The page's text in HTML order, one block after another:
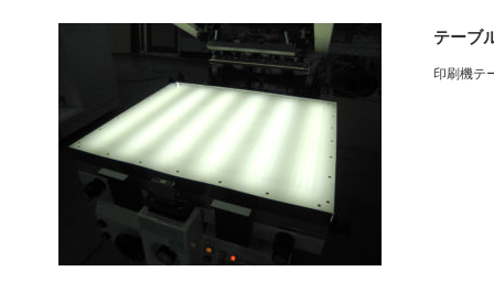
テーブ
印刷機テ